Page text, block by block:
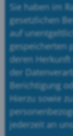
Sie haben im
gesetzlichen
auf
gespeicherten
deren
der
Berichtigung
Hierzu sowie
jederzeit an